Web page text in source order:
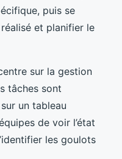
puis se
et planifier le
sur la gestion
tâches sont
un tableau
de voir l’état
les goulots